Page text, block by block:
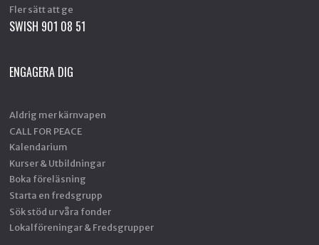
Fler sätt att ge
SWISH 901 08 51
ENGAGERA DIG
Aldrig mer kärnvapen
CALL FOR PEACE
Kalendarium
Kurser & Utbildningar
Boka föreläsning
Starta en fredsgrupp
Sök stöd ur våra fonder
Lokalföreningar & Fredsgrupper